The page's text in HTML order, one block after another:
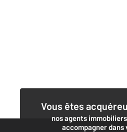
Vous êtes
nos agents
accompagner dans